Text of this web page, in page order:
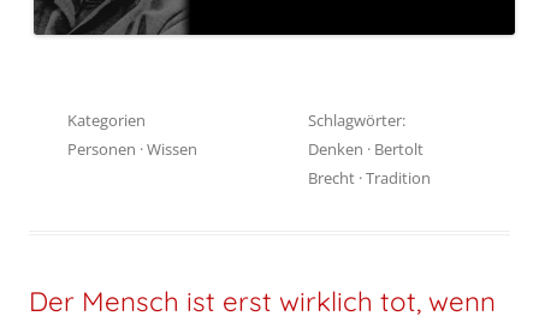
Kategorien
Personen ·Wissen
Schlagwörter:
Denken · Bertolt
Brecht ·Tradition
Der Mensch ist erst wirklich tot, wenn